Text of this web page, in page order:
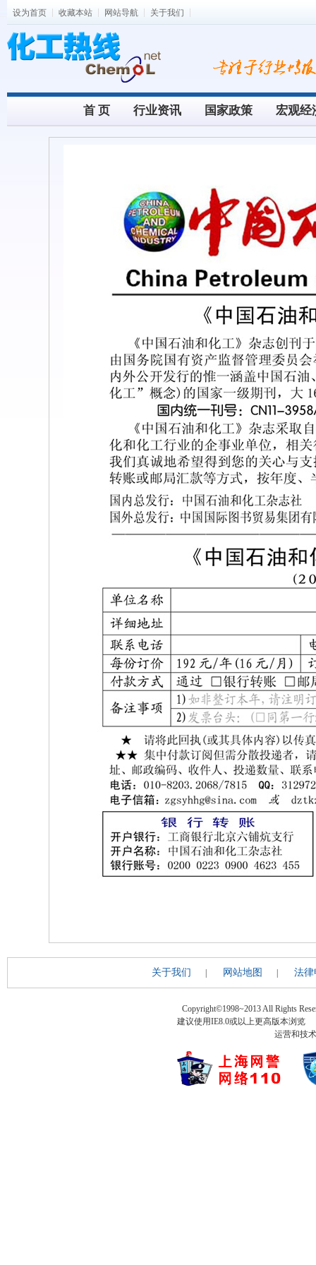
设为首页 收藏本站 网站导航 关于我们
首 页 行业资讯 国家政策 宏观经
关于我们 网站地图 法律
Copyright©1998~2013 All Rights
建议使用IE8.0或以上更高版本浏览
运营和技